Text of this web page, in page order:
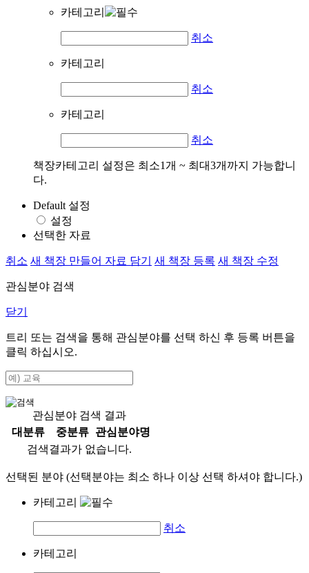
카테고리
취소
카테고리
취소
카테고리
취소
책장카테고리 설정은 최소1개 ~ 최대3개까지 가능합니
다.
Default 설정
설정
선택한 자료
취소 새 책장 만들어 자료 담기 새 책장 등록 새 책장 수정
관심분야 검색
닫기
트리 또는 검색을 통해 관심분야를 선택 하신 후 등록 버튼을
클릭 하십시오.
관심분야 검색 결과
대분류
중분류
관심분야명
검색결과가 없습니다.
선택된 분야 (선택분야는 최소 하나 이상 선택 하셔야 합니다.)
카테고리
취소
카테고리